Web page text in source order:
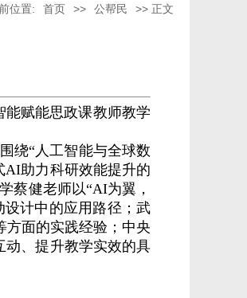
位置: 首页 >> 公帮民 >> 正文
能赋能思政课教师教学
绕“人工智能与全球数
AI助力科研效能提升的
蔡健老师以“AI为翼，
计中的应用路径；武
方面的实践经验；中央
动、提升教学实效的具